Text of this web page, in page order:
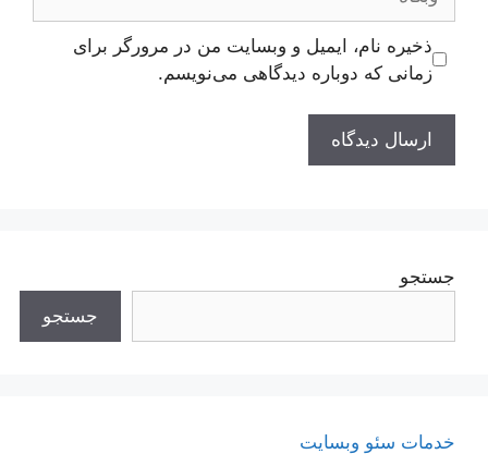
ذخیره نام، ایمیل و وبسایت من در مرورگر برای
زمانی که دوباره دیدگاهی می‌نویسم.
جستجو
جستجو
خدمات سئو وبسایت